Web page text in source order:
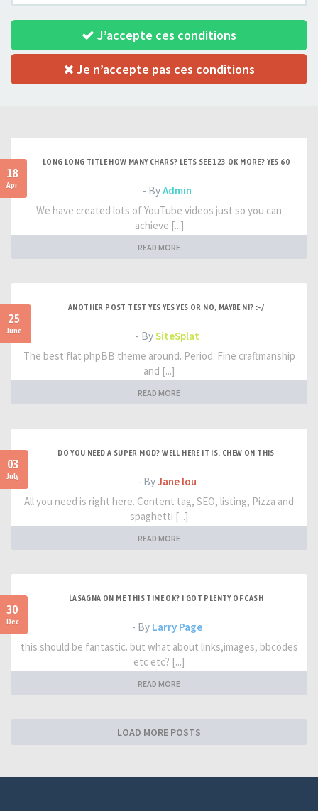
J’accepte ces conditions
Je n’accepte pas ces conditions
18
Apr
LONG LONG TITLE HOW MANY CHARS? LETS SEE 123 OK MORE? YES 60
- ByAdmin
We have created lots of YouTube videos just so you can
achieve [...]
READ MORE
25
June
ANOTHER POST TEST YES YES YES OR NO, MAYBE NI? :-/
- BySiteSplat
The best flat phpBB theme around. Period. Fine craftmanship
and [...]
READ MORE
03
July
DO YOU NEED A SUPER MOD? WELL HERE IT IS. CHEW ON THIS
- ByJane lou
All you need is right here. Content tag, SEO, listing, Pizza and
spaghetti [...]
READ MORE
30
Dec
LASAGNA ON ME THIS TIME OK? I GOT PLENTY OF CASH
- By Larry Page
this should be fantastic. but what about links,images, bbcodes
etc etc? [...]
READ MORE
LOAD MORE POSTS